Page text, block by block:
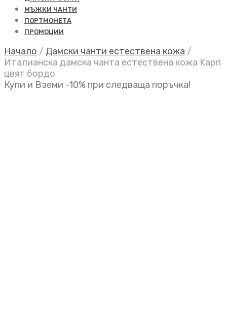
МЪЖКИ ЧАНТИ
ПОРТМОНЕТА
ПРОМОЦИИ
Начало / Дамски чанти естествена кожа /
Италианска дамска чанта естествена кожа Kapri
цвят бордо
Купи и Вземи -10% при следваща поръчка!